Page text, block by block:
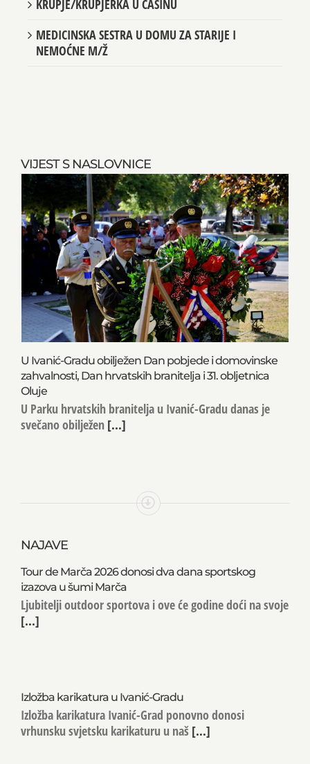
VIJEST S NASLOVNICE
U Ivanić-Gradu obilježen Dan pobjede i domovinske
zahvalnosti, Dan hrvatskih branitelja i 31. obljetnica
Oluje
U Parku hrvatskih branitelja u Ivanić-Gradu danas je
svečano obilježen [...]
NAJAVE
Tour de Marča 2026 donosi dva dana sportskog
izazova u šumi Marča
Ljubitelji outdoor sportova i ove će godine doći na svoje
[...]
Izložba karikatura u Ivanić-Gradu
Izložba karikatura Ivanić-Grad ponovno donosi
vrhunsku svjetsku karikaturu u naš [...]
KRUPJE/KRUPJERKA U CASINU
MEDICINSKA SESTRA U DOMU ZA STARIJE I
NEMOĆNE M/Ž